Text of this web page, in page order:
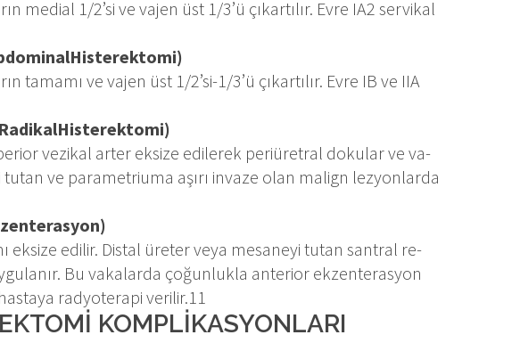
me­di­al 1/2’si ve va­jen üst 1/3’ü çı­kar­tı­lır. Ev­re IA2 ser­vi­kal
ta­ma­mı ve va­jen üst 1/2’si-1/3’ü çı­kar­tı­lır. Ev­re IB ve II­A
ve­zi­kal ar­ter ek­si­ze edi­le­rek pe­ri­üret­ral do­ku­lar ve va­
tu­tan ve pa­ra­met­riu­ma aşı­rı in­va­ze olan ma­lign lez­yon­lar­da
ek­si­ze edi­lir. Dis­tal üre­ter ve­ya me­sa­ne­yi tu­tan san­tral re­
Bu va­ka­lar­da ço­ğun­luk­la an­te­ri­or ek­zen­te­ras­yon
rad­yo­te­ra­pi ve­ri­lir.11
KOMPLİKASYONLARI